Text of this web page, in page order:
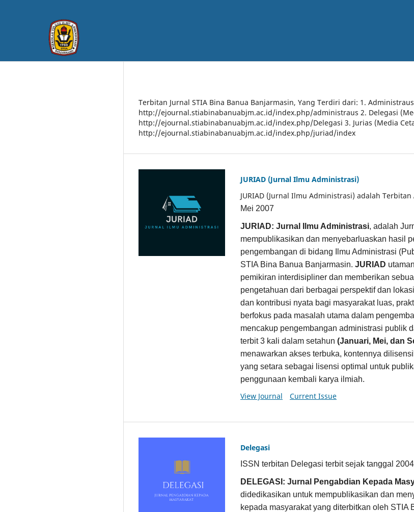
Terbitan Jurnal STIA Bina Banua Banjarmasin, Yang Terdiri dari: 1.
http://ejournal.stiabinabanuabjm.ac.id/index.php/administraus 2. Delegasi
http://ejournal.stiabinabanuabjm.ac.id/index.php/Delegasi 3. Jurias (Media
http://ejournal.stiabinabanuabjm.ac.id/index.php/juriad/index
JURIAD (Jurnal Ilmu Administrasi)
JURIAD (Jurnal Ilmu Administrasi) adalah
Mei 2007
JURIAD: Jurnal Ilmu Administrasi, adalah
mempublikasikan dan menyebarluaskan hasil
pengembangan di bidang Ilmu Administrasi
STIA Bina Banua Banjarmasin. JURIAD
pemikiran interdisipliner dan memberikan
pengetahuan dari berbagai perspektif dan
dan kontribusi nyata bagi masyarakat luas,
berfokus pada masalah utama dalam
mencakup pengembangan administrasi publik
terbit 3 kali dalam setahun (Januari, Mei, dan
menawarkan akses terbuka, kontennya
yang setara sebagai lisensi optimal untuk
penggunaan kembali karya ilmiah.
View Journal Current Issue
Delegasi
ISSN terbitan Delegasi terbit sejak tanggal
DELEGASI: Jurnal Pengabdian Kepada
didedikasikan untuk mempublikasikan dan
kepada masyarakat yang diterbitkan oleh STIA